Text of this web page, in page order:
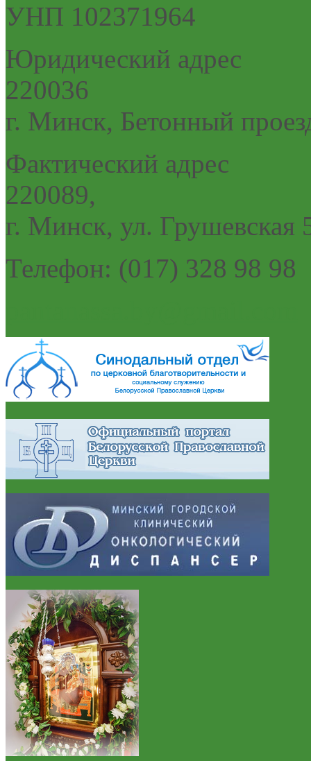
УНП 102371964
Юридический адрес
220036
г. Минск, Бетонный
Фактический адрес
220089,
г. Минск, ул. Грушевская
Телефон: (017) 328 98 98